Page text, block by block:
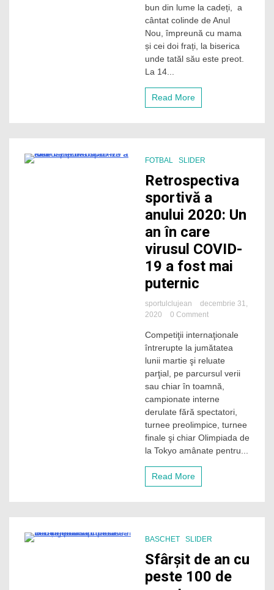
tenis
de
cântă
în
corul
bun din lume la cadeți, a
cântat colinde de Anul
Nou, împreună cu mama
și cei doi frați, la biserica
unde tatăl său este preot.
La 14...
Read More
FOTBAL SLIDER
Retrospectiva
sportivă a
anului 2020: Un
an în care
virusul COVID-
19 a fost mai
puternic
sportulclujean
decembrie 31,
2020
0 Commenton
sportivă
a
anului
2020:
an
în
care
virusul
COVID-
19
Competiţii internaţionale
întrerupte la jumătatea
lunii martie şi reluate
parţial, pe parcursul verii
sau chiar în toamnă,
campionate interne
derulate fără spectatori,
turnee preolimpice, turnee
finale şi chiar Olimpiada de
la Tokyo amânate pentru...
Read More
BASCHET SLIDER
Sfârșit de an cu
peste 100 de